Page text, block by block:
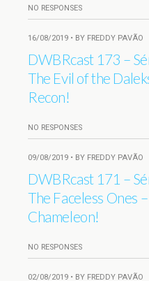
NO RESPONSES
16/08/2019 • BY FREDDY PAVÃO
DWBRcast 173 –
The Evil of the
Recon!
NO RESPONSES
09/08/2019 • BY FREDDY PAVÃO
DWBRcast 171 –
The Faceless Ones
Chameleon!
NO RESPONSES
02/08/2019 • BY FREDDY PAVÃO